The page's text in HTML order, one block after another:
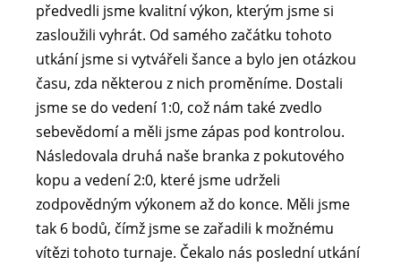
předvedli jsme kvalitní výkon, kterým jsme si
zasloužili vyhrát. Od samého začátku tohoto
utkání jsme si vytvářeli šance a bylo jen otázkou
času, zda některou z nich proměníme. Dostali
jsme se do vedení 1:0, což nám také zvedlo
sebevědomí a měli jsme zápas pod kontrolou.
Následovala druhá naše branka z pokutového
kopu a vedení 2:0, které jsme udrželi
zodpovědným výkonem až do konce. Měli jsme
tak 6 bodů, čímž jsme se zařadili k možnému
vítězi tohoto turnaje. Čekalo nás poslední utkání